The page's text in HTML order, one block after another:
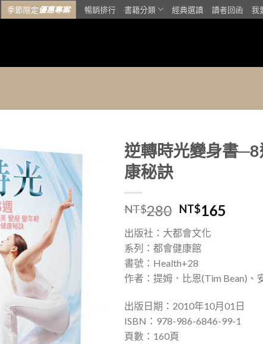
季節限定優惠專案 暢銷排行 書籍分類 經典選讀 讀者回函 我
逆轉時光變身書
康秘訣
NT$280 NT$165
出版社：大都會文化
系列：都會健康館
書號：Health+28
作者：提姆．比恩(Tim Bean)、
出版日期：2010年10月01日
ISBN：978-986-6846-99-1
頁數：160頁